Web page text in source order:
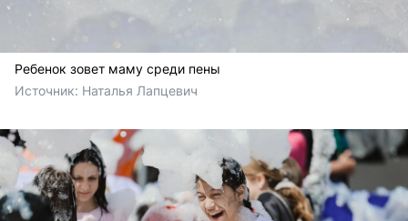
Ребенок зовет маму среди пены
Источник: Наталья Лапцевич